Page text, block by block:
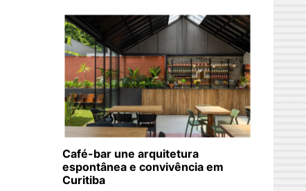
Café-bar une arquitetura
espontânea e convivência em
Curitiba